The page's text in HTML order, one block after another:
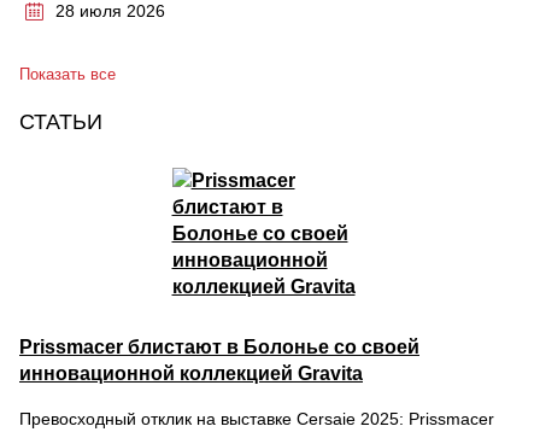
28 июля 2026
Показать все
СТАТЬИ
Prissmacer блистают в Болонье со своей
инновационной коллекцией Gravita
Превосходный отклик на выставке Cersaie 2025: Prissmacer